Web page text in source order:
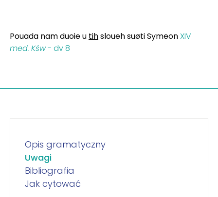
Pouada nam duoie u tihsloueh suøti Symeon XIV
med. Kśw- dv 8
Opis gramatyczny
Uwagi
Bibliografia
Jak cytować